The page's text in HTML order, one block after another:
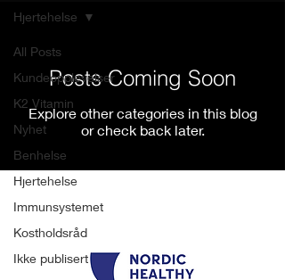
All Posts
Kundeopplevelser
K2 Vitamin
Nyhet
Benhelse
Hjertehelse
Immunsystemet
Kostholdsråd
Ikke publisert
Hjertehelse
Posts Coming Soon
Explore other categories in this blog
or check back later.
Nordic Healthy Living AS
Organisasjonsnummer: 988 462 624